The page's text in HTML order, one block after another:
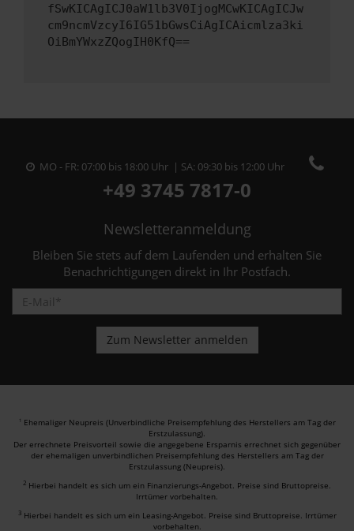
fSwKICAgICJ0aW1lb3V0IjogMCwKICAgICJw
cm9ncmVzcyI6IG51bGwsCiAgICAicmlza3ki
OiBmYWxzZQogIH0KfQ==
MO - FR: 07:00 bis 18:00 Uhr | SA: 09:30 bis 12:00 Uhr
+49 3745 7817-0
Newsletteranmeldung
Bleiben Sie stets auf dem Laufenden und erhalten Sie
Benachrichtigungen direkt in Ihr Postfach.
1 Ehemaliger Neupreis (Unverbindliche Preisempfehlung des Herstellers am Tag der
Erstzulassung).
Der errechnete Preisvorteil sowie die angegebene Ersparnis errechnet sich gegenüber
der ehemaligen unverbindlichen Preisempfehlung des Herstellers am Tag der
Erstzulassung (Neupreis).
2 Hierbei handelt es sich um ein Finanzierungs-Angebot. Preise sind Bruttopreise.
Irrtümer vorbehalten.
3 Hierbei handelt es sich um ein Leasing-Angebot. Preise sind Bruttopreise. Irrtümer
vorbehalten.